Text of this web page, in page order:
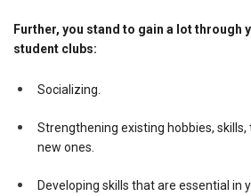
Further, you stand to gain a lot through
student clubs:
Socializing.
Strengthening existing hobbies,
new ones.
Developing skills that are essential in